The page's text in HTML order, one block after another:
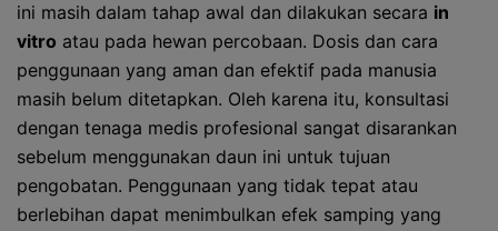
ini masih dalam tahap awal dan dilakukan secara in
vitro atau pada hewan percobaan. Dosis dan cara
penggunaan yang aman dan efektif pada manusia
masih belum ditetapkan. Oleh karena itu, konsultasi
dengan tenaga medis profesional sangat disarankan
sebelum menggunakan daun ini untuk tujuan
pengobatan. Penggunaan yang tidak tepat atau
berlebihan dapat menimbulkan efek samping yang